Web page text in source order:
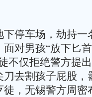
停车场，劫持一
对男孩“放下匕
不仅拒绝警方提
去割孩子屁股，
，无锡警方周密